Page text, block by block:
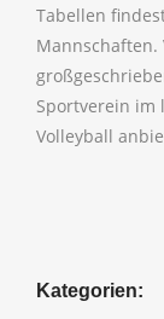
Tabellen
Sportverein im
Volleyball
Kategorien: